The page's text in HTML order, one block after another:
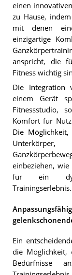
einen
zu Hause,
mit denen
einzigartige
anspricht, die
Fitness wichtig
Die Integration
einem Gerät
Fitnessstudio,
Komfort für
Die
einbeziehen,
für ein
Trainingserlebnis.
Ein
die Möglichkeit,
Bedürfnisse